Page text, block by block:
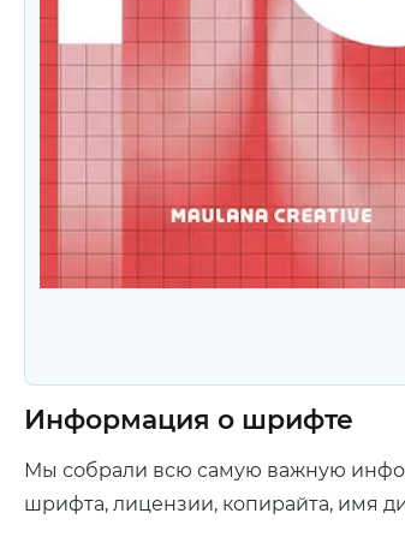
Информация о шрифте
Мы собрали всю самую важную
шрифта, лицензии, копирайта, имя